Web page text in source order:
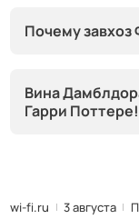
Почему
Вина
Гарри Поттере!
wi-fi.ru 3 августа